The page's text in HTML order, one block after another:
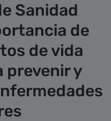
Sanidad
de
de vida
prevenir y